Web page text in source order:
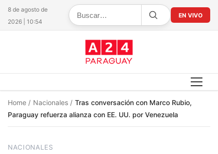
8 de agosto de
2026 | 10:54
EN VIVO
Home / Nacionales / Tras conversación con Marco Rubio,
Paraguay refuerza alianza con EE. UU. por Venezuela
NACIONALES